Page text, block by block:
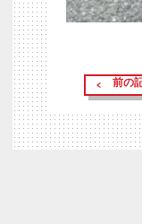
前の